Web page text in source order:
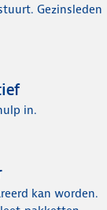
Gezinsleden
in.
kan worden.